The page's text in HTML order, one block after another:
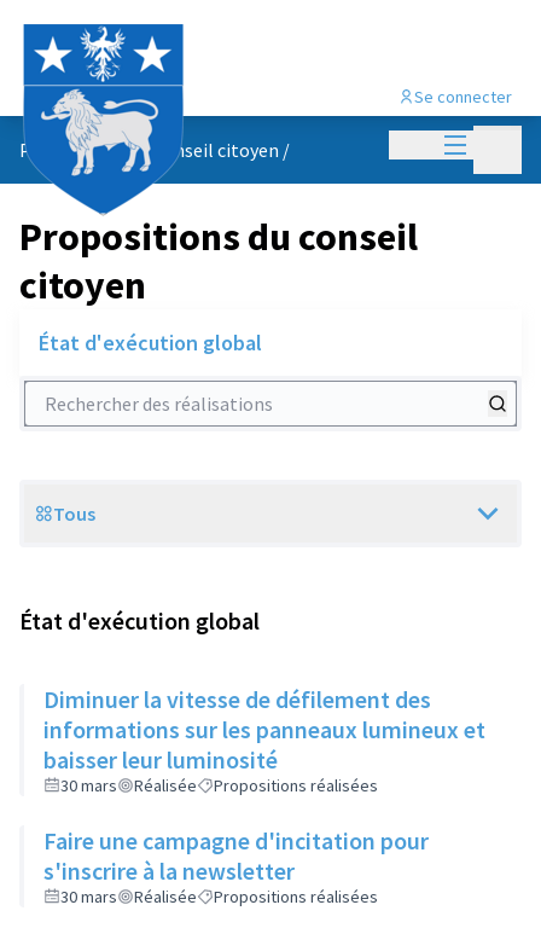
Menu
Se connecter
Propositions du conseil citoyen /
Propositions du conseil
citoyen
État d'exécution global
Rechercher des réalisations
Scope
Tous
État d'exécution global
Diminuer la vitesse de défilement des
informations sur les panneaux lumineux et
baisser leur luminosité
30 mars Réalisée Propositions réalisées
Faire une campagne d'incitation pour
s'inscrire à la newsletter
30 mars Réalisée Propositions réalisées